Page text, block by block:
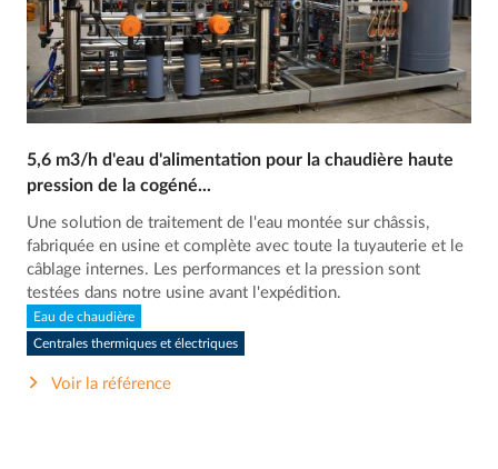
5,6 m3/h d'eau d'alimentation pour la chaudière haute
pression de la cogéné...
Une solution de traitement de l'eau montée sur châssis,
fabriquée en usine et complète avec toute la tuyauterie et le
câblage internes. Les performances et la pression sont
testées dans notre usine avant l'expédition.
Eau de chaudière
Centrales thermiques et électriques
Voir la référence